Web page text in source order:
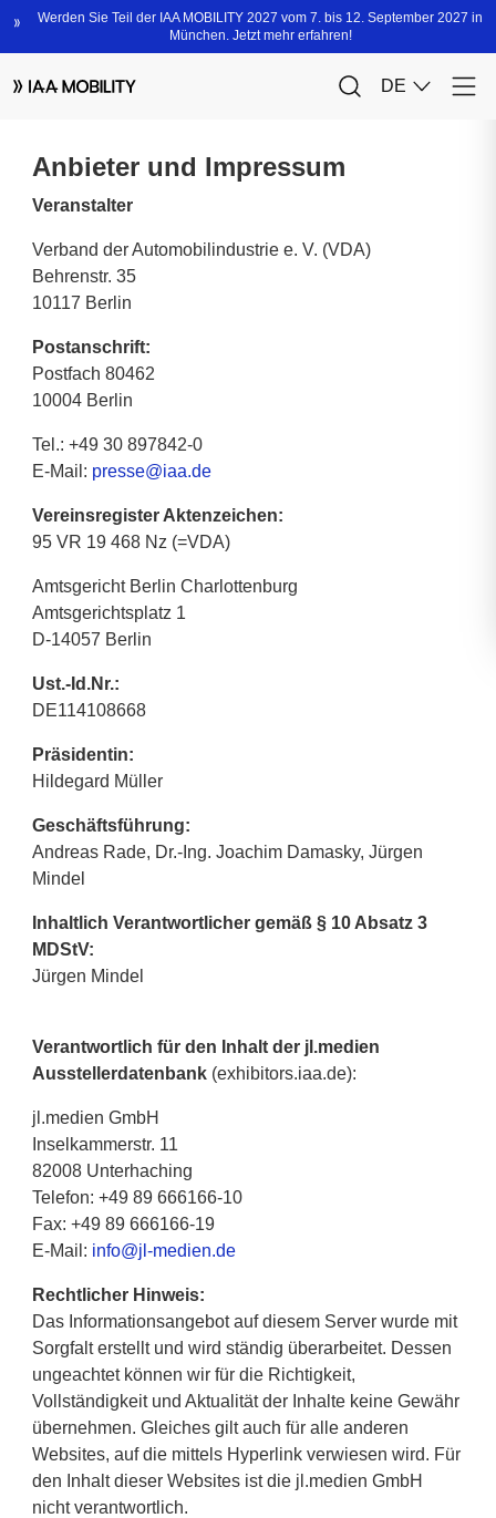
Anbieter und Impressum
Veranstalter
Verband der Automobilindustrie e. V. (VDA)
Behrenstr. 35
10117 Berlin
Postanschrift:
Postfach 80462
10004 Berlin
Tel.: +49 30 897842-0
E-Mail: presse@iaa.de
Vereinsregister Aktenzeichen:
95 VR 19 468 Nz (=VDA)
Amtsgericht Berlin Charlottenburg
Amtsgerichtsplatz 1
D-14057 Berlin
Ust.-Id.Nr.:
DE114108668
Präsidentin:
Hildegard Müller
Geschäftsführung:
Andreas Rade, Dr.-Ing. Joachim Damasky, Jürgen
Mindel
Inhaltlich Verantwortlicher gemäß § 10 Absatz 3
MDStV:
Jürgen Mindel
Verantwortlich für den Inhalt der jl.medien
Ausstellerdatenbank (exhibitors.iaa.de):
jl.medien GmbH
Inselkammerstr. 11
82008 Unterhaching
Telefon: +49 89 666166-10
Fax: +49 89 666166-19
E-Mail: info@jl-medien.de
Rechtlicher Hinweis:
Das Informationsangebot auf diesem Server wurde mit
Sorgfalt erstellt und wird ständig überarbeitet. Dessen
ungeachtet können wir für die Richtigkeit,
Vollständigkeit und Aktualität der Inhalte keine Gewähr
übernehmen. Gleiches gilt auch für alle anderen
Websites, auf die mittels Hyperlink verwiesen wird. Für
den Inhalt dieser Websites ist die jl.medien GmbH
nicht verantwortlich.